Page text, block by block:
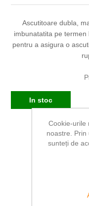
Ascutitoare dubla,
imbunatatita pe
pentru a asigura o
In stoc
Cookie-urile
noastre. Prin
sunteți de